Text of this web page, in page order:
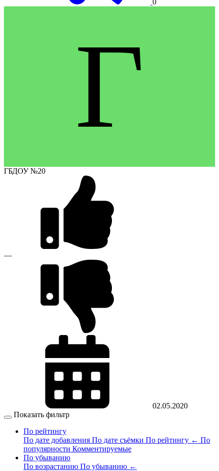
0
Г
ГБДОУ №20
—
02.05.2020
Показать фильтр
По рейтингу
По дате добавления По дате съёмки По рейтингу ← По
популярности Комментируемые
По убыванию
По возрастанию По убыванию ←